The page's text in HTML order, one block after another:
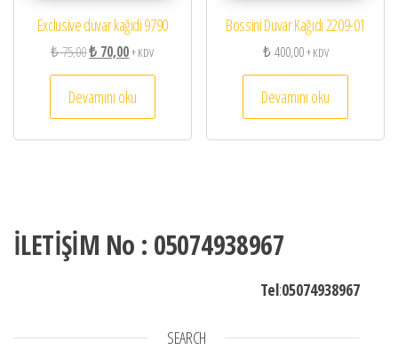
Exclusive duvar kağıdı 9790
₺75,00Orijinal fiyat: ₺ 75,00.
₺ 70,00Şu andaki fiyat: ₺ 70,00.
+ KDV
Devamını oku
Bossini Duvar Kağıdı 2209-01
₺400,00+ KDV
Devamını oku
İLETİŞİM No : 05074938967
Tel:05074938967
SEARCH